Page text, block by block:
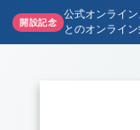
開設記念
公式オンライ
とのオンライ